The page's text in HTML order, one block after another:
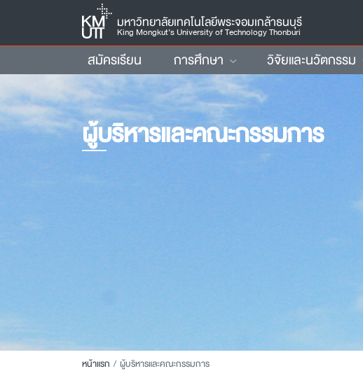
มหาวิทยาลัยเทคโนโลยีพระจอมเกล้าธนบุรี
King Mongkut’s University of Technology Thonburi
สมัครเรียน การศึกษา วิจัยและนวัตกรรม
ผู้บริหารและคณะกรรมการ
หน้าแรก ผู้บริหารและคณะกรรมการ